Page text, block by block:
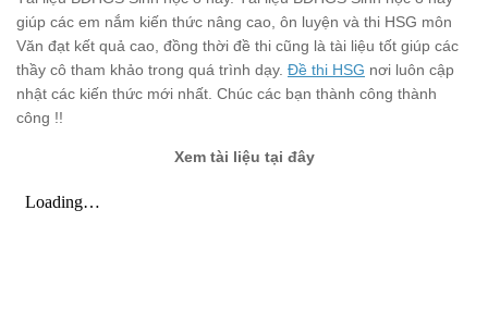
giúp các em nắm kiến thức nâng cao, ôn luyện và thi HSG môn
Văn đạt kết quả cao, đồng thời đề thi cũng là tài liệu tốt giúp các
thầy cô tham khảo trong quá trình dạy. Đề thi HSG nơi luôn cập
nhật các kiến thức mới nhất. Chúc các bạn thành công thành
công !!
Xem tài liệu tại đây